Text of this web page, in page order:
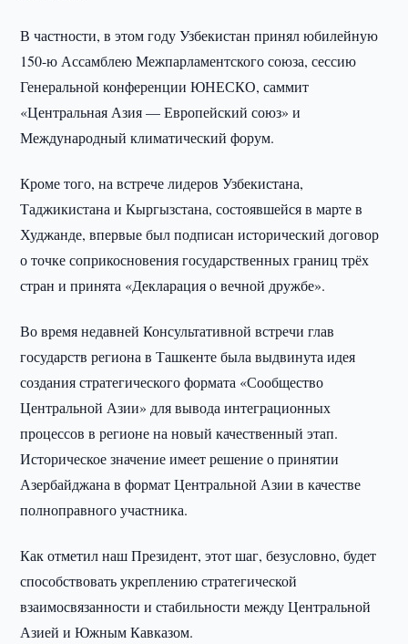
В частности, в этом году Узбекистан принял юбилейную
150-ю Ассамблею Межпарламентского союза, сессию
Генеральной конференции ЮНЕСКО, саммит
«Центральная Азия — Европейский союз» и
Международный климатический форум.
Кроме того, на встрече лидеров Узбекистана,
Таджикистана и Кыргызстана, состоявшейся в марте в
Худжанде, впервые был подписан исторический договор
о точке соприкосновения государственных границ трёх
стран и принята «Декларация о вечной дружбе».
Во время недавней Консультативной встречи глав
государств региона в Ташкенте была выдвинута идея
создания стратегического формата «Сообщество
Центральной Азии» для вывода интеграционных
процессов в регионе на новый качественный этап.
Историческое значение имеет решение о принятии
Азербайджана в формат Центральной Азии в качестве
полноправного участника.
Как отметил наш Президент, этот шаг, безусловно, будет
способствовать укреплению стратегической
взаимосвязанности и стабильности между Центральной
Азией и Южным Кавказом.